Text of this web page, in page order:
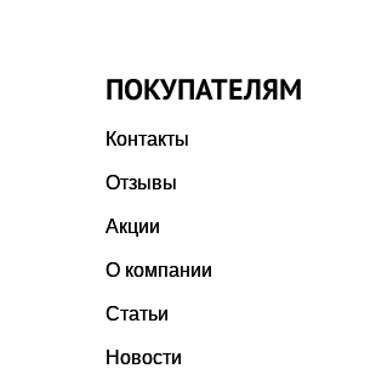
ПОКУПАТЕЛЯМ
Контакты
Отзывы
Акции
О компании
Статьи
Новости